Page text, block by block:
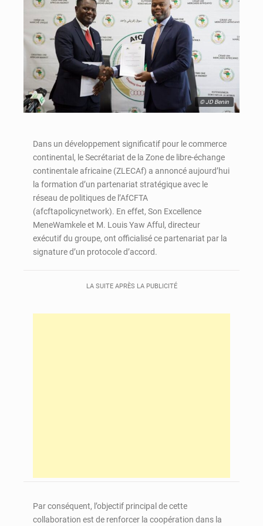
© JD Benin
Dans un développement significatif pour le commerce
continental, le Secrétariat de la Zone de libre-échange
continentale africaine (ZLECAf) a annoncé aujourd’hui
la formation d’un partenariat stratégique avec le
réseau de politiques de l’AfCFTA
(afcftapolicynetwork). En effet, Son Excellence
MeneWamkele et M. Louis Yaw Afful, directeur
exécutif du groupe, ont officialisé ce partenariat par la
signature d’un protocole d’accord.
LA SUITE APRÈS LA PUBLICITÉ
Par conséquent, l’objectif principal de cette
collaboration est de renforcer la coopération dans la